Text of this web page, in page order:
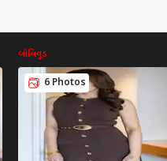
બોલિવૂડ
6 Photos